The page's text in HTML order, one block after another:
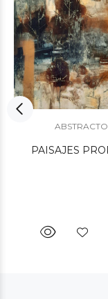
ABSTRACTO
PAISAJES